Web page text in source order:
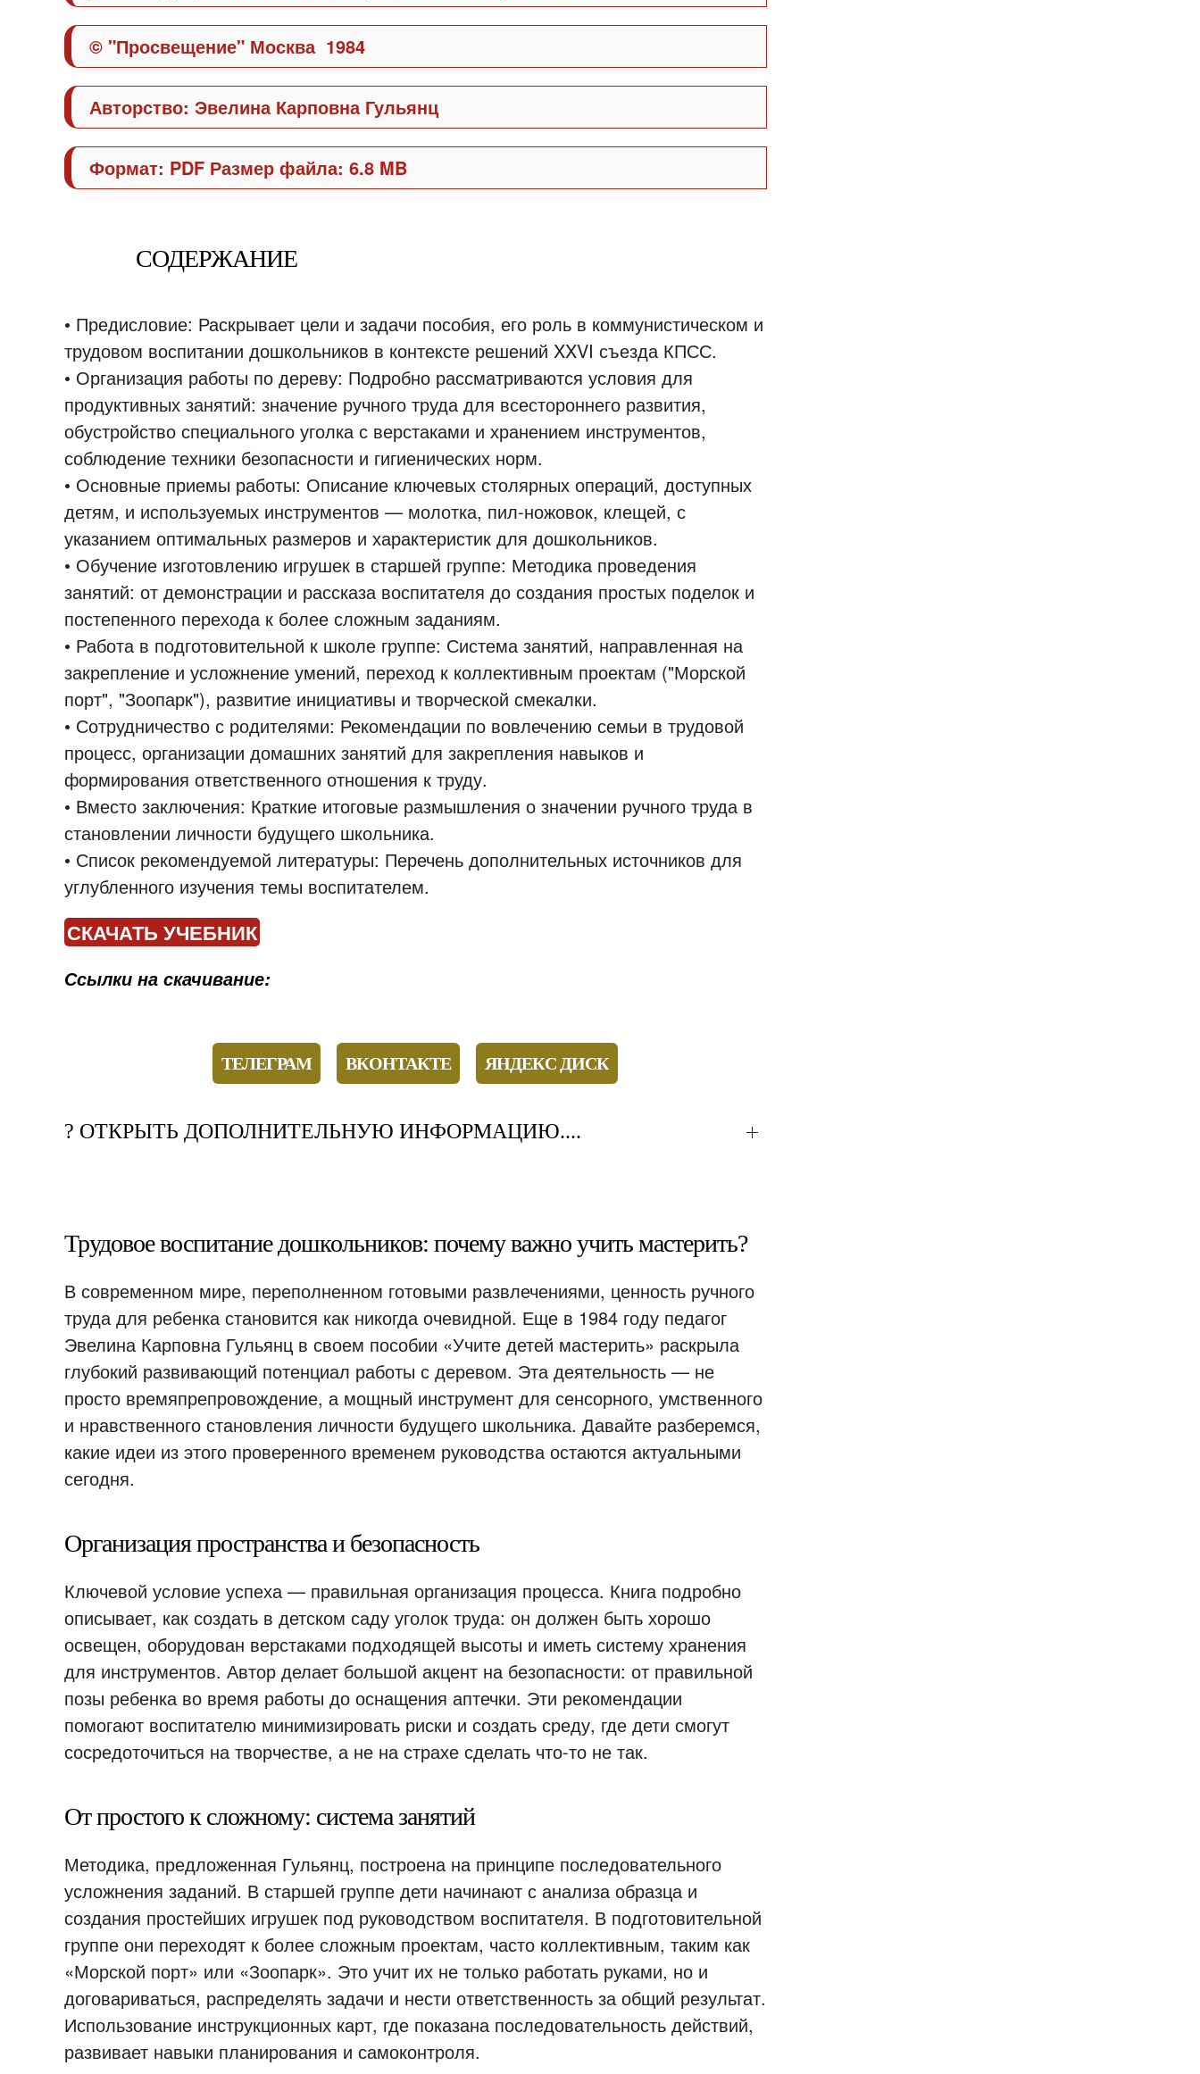
© "Просвещение" Москва 1984
Авторство: Эвелина Карповна Гульянц
Формат: PDF Размер файла: 6.8 MB
СОДЕРЖАНИЕ
• Предисловие: Раскрывает цели и задачи пособия, его роль в коммунистическом и
трудовом воспитании дошкольников в контексте решений XXVI съезда КПСС.
• Организация работы по дереву: Подробно рассматриваются условия для
продуктивных занятий: значение ручного труда для всестороннего развития,
обустройство специального уголка с верстаками и хранением инструментов,
соблюдение техники безопасности и гигиенических норм.
• Основные приемы работы: Описание ключевых столярных операций, доступных
детям, и используемых инструментов — молотка, пил-ножовок, клещей, с
указанием оптимальных размеров и характеристик для дошкольников.
• Обучение изготовлению игрушек в старшей группе: Методика проведения
занятий: от демонстрации и рассказа воспитателя до создания простых поделок и
постепенного перехода к более сложным заданиям.
• Работа в подготовительной к школе группе: Система занятий, направленная на
закрепление и усложнение умений, переход к коллективным проектам ("Морской
порт", "Зоопарк"), развитие инициативы и творческой смекалки.
• Сотрудничество с родителями: Рекомендации по вовлечению семьи в трудовой
процесс, организации домашних занятий для закрепления навыков и
формирования ответственного отношения к труду.
• Вместо заключения: Краткие итоговые размышления о значении ручного труда в
становлении личности будущего школьника.
• Список рекомендуемой литературы: Перечень дополнительных источников для
углубленного изучения темы воспитателем.
СКАЧАТЬ УЧЕБНИК
Ссылки на скачивание:
ТЕЛЕГРАМ ВКОНТАКТЕ ЯНДЕКС ДИСК
? ОТКРЫТЬ ДОПОЛНИТЕЛЬНУЮ ИНФОРМАЦИЮ....
Трудовое воспитание дошкольников: почему важно учить мастерить?
В современном мире, переполненном готовыми развлечениями, ценность ручного
труда для ребенка становится как никогда очевидной. Еще в 1984 году педагог
Эвелина Карповна Гульянц в своем пособии «Учите детей мастерить» раскрыла
глубокий развивающий потенциал работы с деревом. Эта деятельность — не
просто времяпрепровождение, а мощный инструмент для сенсорного, умственного
и нравственного становления личности будущего школьника. Давайте разберемся,
какие идеи из этого проверенного временем руководства остаются актуальными
сегодня.
Организация пространства и безопасность
Ключевой условие успеха — правильная организация процесса. Книга подробно
описывает, как создать в детском саду уголок труда: он должен быть хорошо
освещен, оборудован верстаками подходящей высоты и иметь систему хранения
для инструментов. Автор делает большой акцент на безопасности: от правильной
позы ребенка во время работы до оснащения аптечки. Эти рекомендации
помогают воспитателю минимизировать риски и создать среду, где дети смогут
сосредоточиться на творчестве, а не на страхе сделать что-то не так.
От простого к сложному: система занятий
Методика, предложенная Гульянц, построена на принципе последовательного
усложнения заданий. В старшей группе дети начинают с анализа образца и
создания простейших игрушек под руководством воспитателя. В подготовительной
группе они переходят к более сложным проектам, часто коллективным, таким как
«Морской порт» или «Зоопарк». Это учит их не только работать руками, но и
договариваться, распределять задачи и нести ответственность за общий результат.
Использование инструкционных карт, где показана последовательность действий,
развивает навыки планирования и самоконтроля.